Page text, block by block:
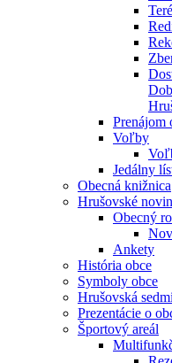
Prenájom
Voľby
Jedálny
Obecná knižnica
Hrušovské
Obecný
Ankety
História obce
Symboly obce
Hrušovská
Prezentácie o
Športový areál